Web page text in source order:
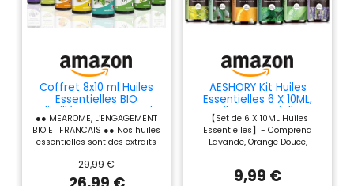
Coffret 8x10 ml Huiles
Essentielles BIO
distillées en FRANCE |
HEBBD, HECT
●● MEAROME, L’ENGAGEMENT
BIO ET FRANCAIS ●● Nos huiles
essentielles sont des extraits
de plantes distillées en
France. Notre choix ? Aucune
concession sur la qualité !
29,99 €
AESHORY Kit Huiles
Essentielles 6 X 10ML,
Huiles Essentielles
Aromathérapie
Naturelle pour
Diffuseurs, Massage,
Orange Douce, Menthe
Poivrée, Arbre à Thé,
【Set de 6 X 10ML Huiles
Essentielles】- Comprend
Lavande, Orange Douce,
Menthe Poivrée, Arbre à Thé,
Arômes floraux spécialement
9,99 €